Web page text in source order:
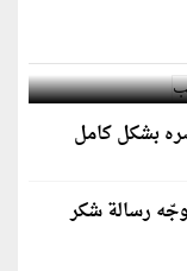
بشكل كامل
رسالة شكر